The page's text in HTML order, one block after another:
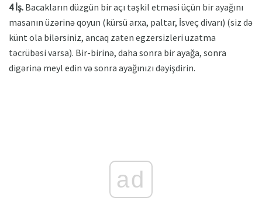
4 İş. Bacakların düzgün bir açı təşkil etməsi üçün bir ayağını
masanın üzərinə qoyun (kürsü arxa, paltar, İsveç divarı) (siz də
künt ola bilərsiniz, ancaq zaten egzersizleri uzatma
təcrübəsi varsa). Bir-birinə, daha sonra bir ayağa, sonra
digərinə meyl edin və sonra ayağınızı dəyişdirin.
ad